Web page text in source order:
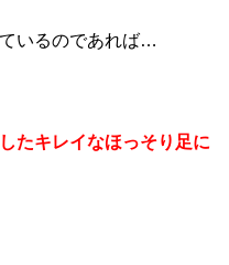
いるのであれば…
たキレイなほっそり足に